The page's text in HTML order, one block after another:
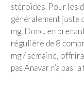
stéroïdes. Pour les
généralement juste
mg. Donc, en
régulière de 8
mg / semaine,
pas Anavar n’a pas